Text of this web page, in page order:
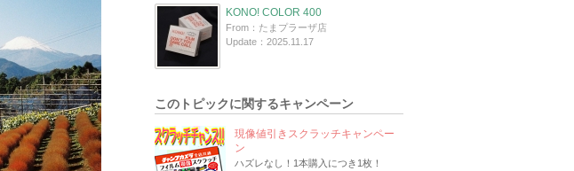
KONO! COLOR 400
From：たまプラーザ店
Update：2025.11.17
このトピックに関するキャンペーン
現像値引きスクラッチキャンペー
ン
ハズレなし！1本購入につき1枚！